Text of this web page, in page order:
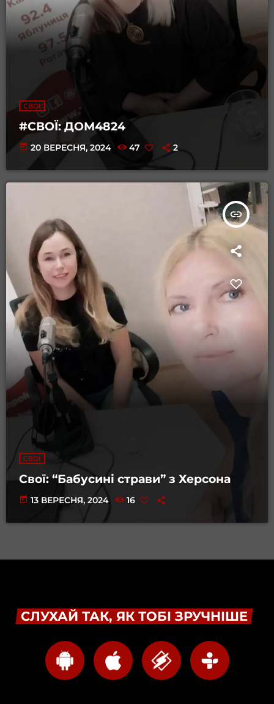
СВОЇ
#СВОЇ⁠: ⁠ДОМ4824
today 20 ВЕРЕСНЯ, 2024 47 2
insert_link
СВОЇ
Свої: “Бабусині страви” з Херсона
today 13 ВЕРЕСНЯ, 2024 16
СЛУХАЙ ТАК, ЯК ТОБІ ЗРУЧНІШЕ